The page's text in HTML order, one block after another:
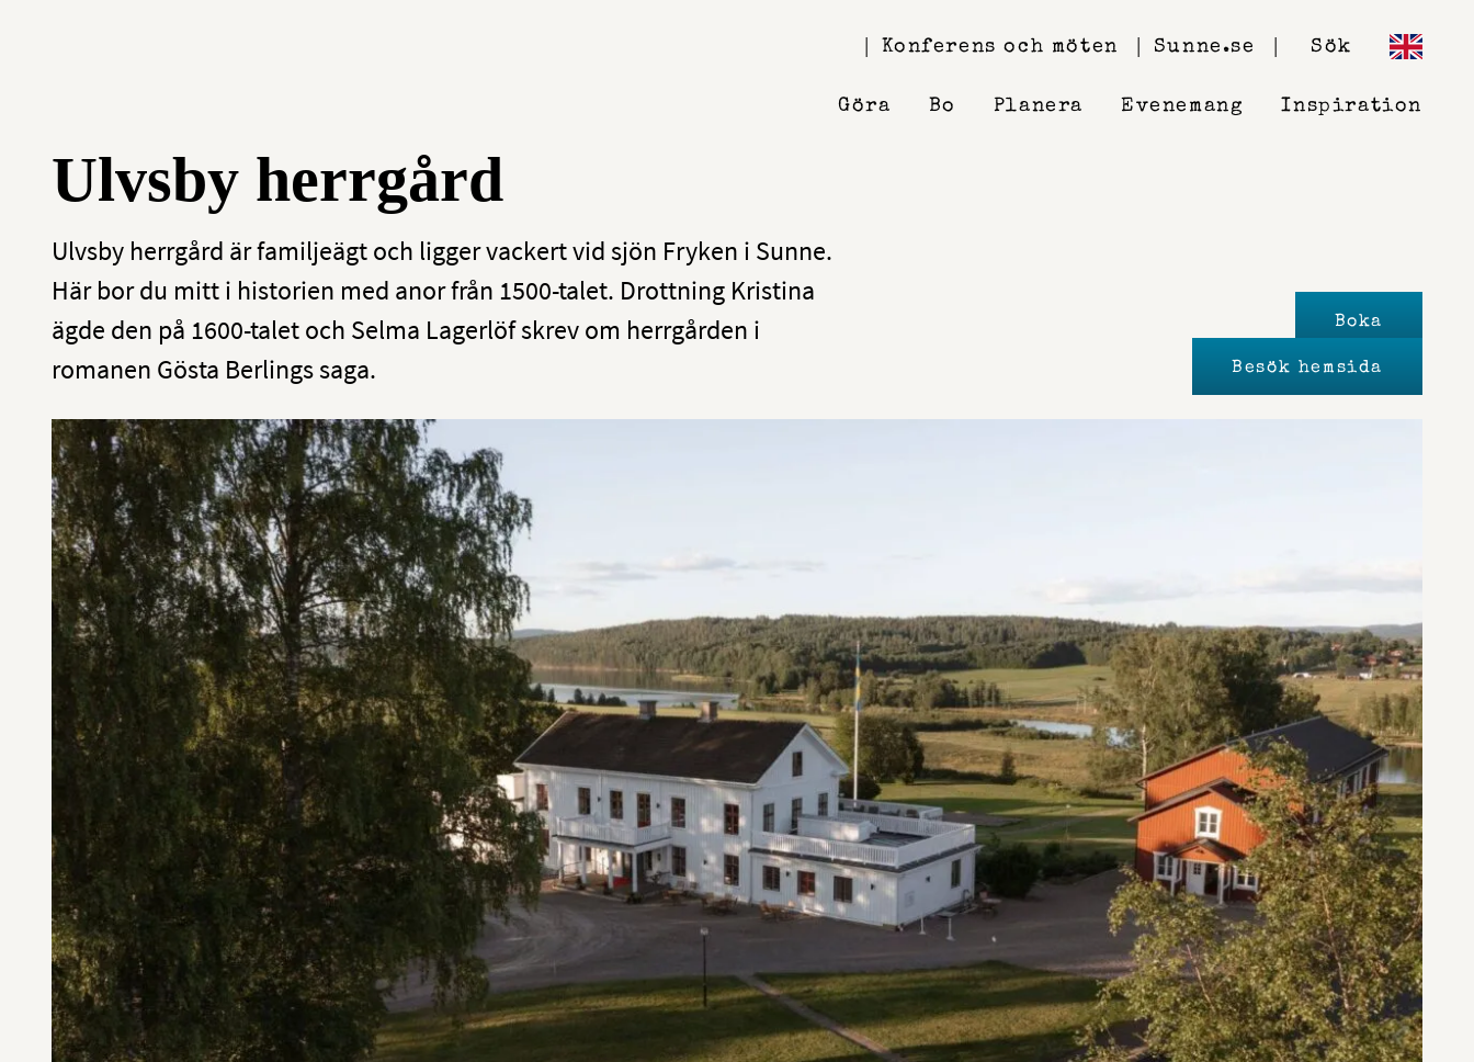
Konferens och möten Sunne.se Sök
Göra Bo Planera Evenemang Inspiration
Ulvsby herrgård
Ulvsby herrgård är familjeägt och ligger vackert vid sjön Fryken i Sunne.
Här bor du mitt i historien med anor från 1500-talet. Drottning Kristina
ägde den på 1600-talet och Selma Lagerlöf skrev om herrgården i
romanen Gösta Berlings saga.
Boka
Besök hemsida